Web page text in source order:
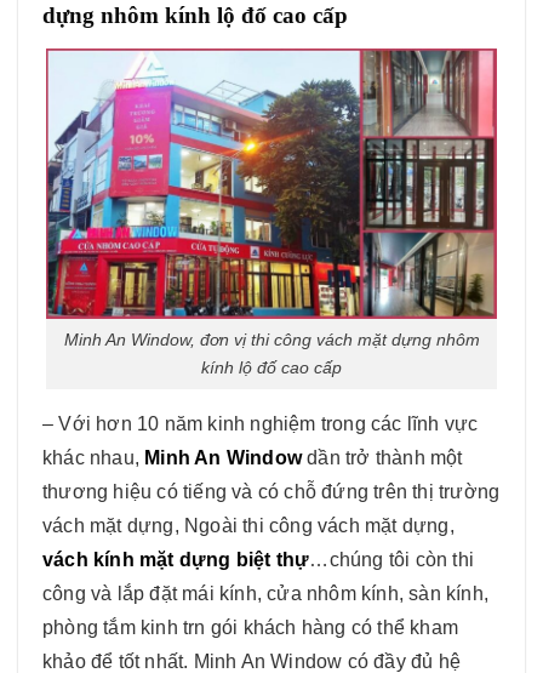
dựng nhôm kính lộ đố cao cấp
Minh An Window, đơn vị thi công vách mặt dựng nhôm
kính lộ đố cao cấp
– Với hơn 10 năm kinh nghiệm trong các lĩnh vực
khác nhau, Minh An Windowdần trở thành một
thương hiệu có tiếng và có chỗ đứng trên thị trường
vách mặt dựng, Ngoài thi công vách mặt dựng,
vách kính mặt dựng biệt thự…chúng tôi còn thi
công và lắp đặt mái kính, cửa nhôm kính, sàn kính,
phòng tắm kinh trn gói khách hàng có thể kham
khảo để tốt nhất. Minh An Window có đầy đủ hệ